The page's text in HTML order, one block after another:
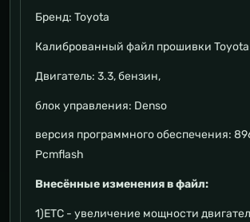
Бренд: Toyota
Калиброванный файл прошивки Toyota
Двигатель: 3.3, бензин,
блок управления: Denso
версия программного обеспечения:
Pcmflash
Внесённые изменения в файл:
1)ETC - увеличение мощности